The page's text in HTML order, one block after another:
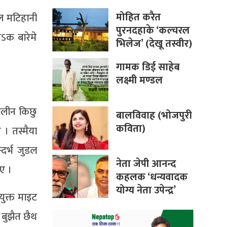
बारेमे
किछु
तस्मैया
जुडल
।
माइट
बुझैत छैथ
मोहित करैत
पुरनदहाके ‘कल्चरल
भिलेज’ (देखू तस्वीर)
गामक डिई साहेब
लक्ष्मी मण्डल
बालविवाह (भोजपुरी
कविता)
नेता जेपी आनन्द
कहलक ‘धन्यवादक
योग्य नेता उपेन्द्र’